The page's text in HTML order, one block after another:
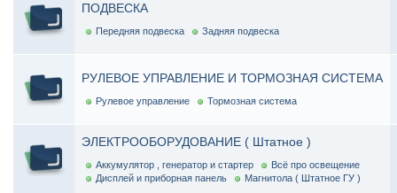
ПОДВЕСКА
Передняя подвеска Задняя подвеска
РУЛЕВОЕ УПРАВЛЕНИЕ И ТОРМОЗНАЯ СИСТЕМА
Рулевое управление Тормозная система
ЭЛЕКТРООБОРУДОВАНИЕ ( Штатное )
Аккумулятор , генератор и стартер
Всё про освещение
Дисплей и приборная панель
Магнитола ( Штатное ГУ )